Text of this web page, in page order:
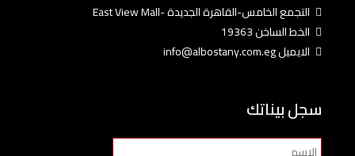
التجمع الخامس-القاهرة الجديدة -East View Mall
الخط الساخن 19363
الايميل info@albostany.com.eg
سجل بيناتك